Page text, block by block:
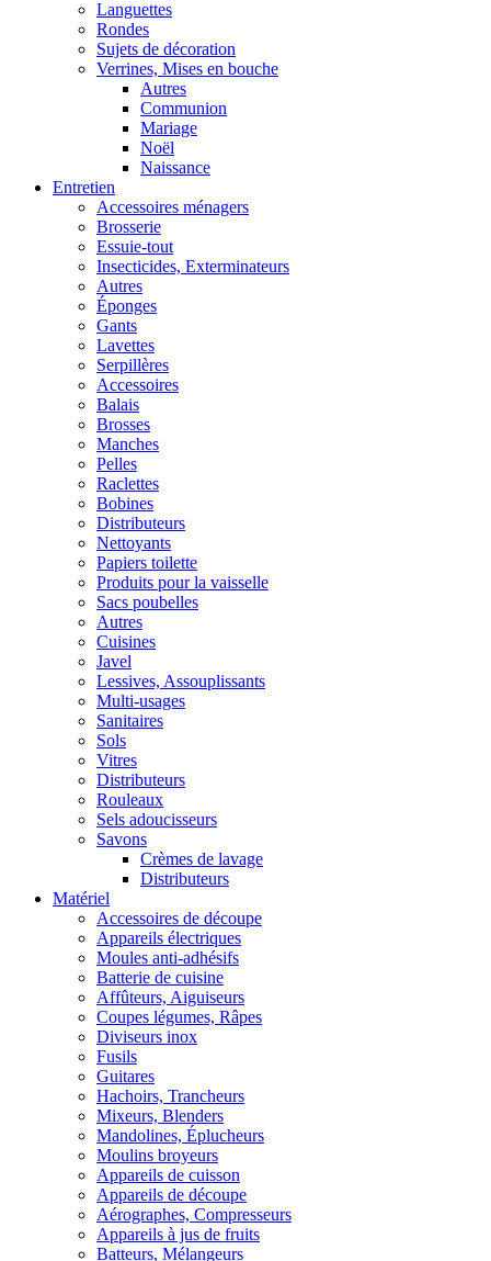
Languettes
Rondes
Sujets de décoration
Verrines, Mises en bouche
Autres
Communion
Mariage
Noël
Naissance
Entretien
Accessoires ménagers
Brosserie
Essuie-tout
Insecticides, Exterminateurs
Autres
Éponges
Gants
Lavettes
Serpillères
Accessoires
Balais
Brosses
Manches
Pelles
Raclettes
Bobines
Distributeurs
Nettoyants
Papiers toilette
Produits pour la vaisselle
Sacs poubelles
Autres
Cuisines
Javel
Lessives, Assouplissants
Multi-usages
Sanitaires
Sols
Vitres
Distributeurs
Rouleaux
Sels adoucisseurs
Savons
Crèmes de lavage
Distributeurs
Matériel
Accessoires de découpe
Appareils électriques
Moules anti-adhésifs
Batterie de cuisine
Affûteurs, Aiguiseurs
Coupes légumes, Râpes
Diviseurs inox
Fusils
Guitares
Hachoirs, Trancheurs
Mixeurs, Blenders
Mandolines, Éplucheurs
Moulins broyeurs
Appareils de cuisson
Appareils de découpe
Aérographes, Compresseurs
Appareils à jus de fruits
Batteurs, Mélangeurs